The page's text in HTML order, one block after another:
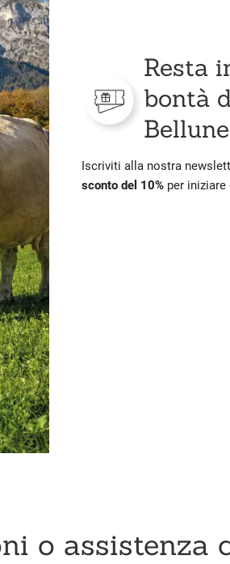
Resta
bontà
Iscriviti alla nostra
sconto del 10% per
o assistenza